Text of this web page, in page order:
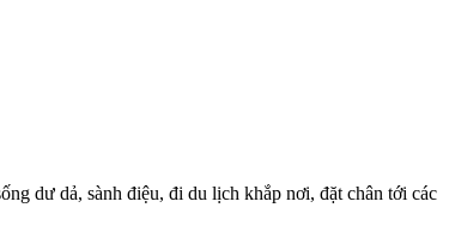
dư dả, sành điệu, đi du lịch khắp nơi, đặt chân tới các